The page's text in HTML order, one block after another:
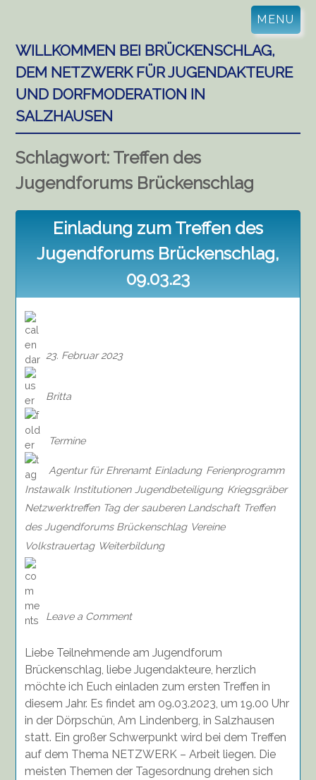
content
MENU
WILLKOMMEN BEI BRÜCKENSCHLAG,
DEM NETZWERK FÜR JUGENDAKTEURE
UND DORFMODERATION IN
SALZHAUSEN
Schlagwort: Treffen des
Jugendforums Brückenschlag
Einladung zum Treffen des
Jugendforums Brückenschlag,
09.03.23
23. Februar 2023
Britta
Termine
Agentur für Ehrenamt Einladung Ferienprogramm
Instawalk Institutionen Jugendbeteiligung Kriegsgräber
Netzwerktreffen Tag der sauberen Landschaft Treffen
des Jugendforums Brückenschlag Vereine
Volkstrauertag Weiterbildung
Leave a Comment
des
Brückenschlag,
09.03.23
Liebe Teilnehmende am Jugendforum
Brückenschlag, liebe Jugendakteure, herzlich
möchte ich Euch einladen zum ersten Treffen in
diesem Jahr. Es findet am 09.03.2023, um 19.00 Uhr
in der Dörpschün, Am Lindenberg, in Salzhausen
statt. Ein großer Schwerpunkt wird bei dem Treffen
auf dem Thema NETZWERK – Arbeit liegen. Die
meisten Themen der Tagesordnung drehen sich